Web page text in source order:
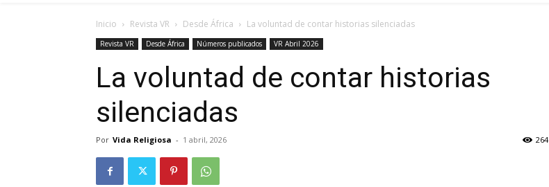
Inicio Revista VR Desde África La voluntad de contar historias silenciadas
Revista VR Desde África Números publicados VR Abril 2026
La voluntad de contar historias
silenciadas
Por Vida Religiosa - 1 abril, 2026 264